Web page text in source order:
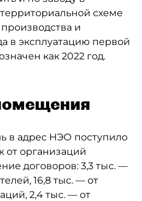
схеме
и
в эксплуатацию первой
как 2022 год.
в адрес НЭО поступило
от организаций
договоров: 3,3 тыс. —
16,8 тыс. — от
2,4 тыс. — от